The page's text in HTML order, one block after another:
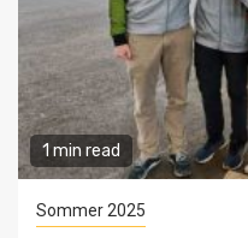
1 min read
Sommer 2025